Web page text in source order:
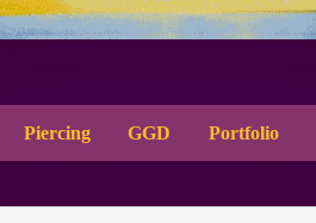
Piercing GGD Portfolio